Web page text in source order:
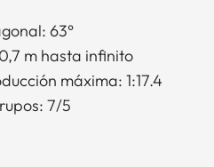
63°
m hasta infinito
máxima: 1:17.4
7/5